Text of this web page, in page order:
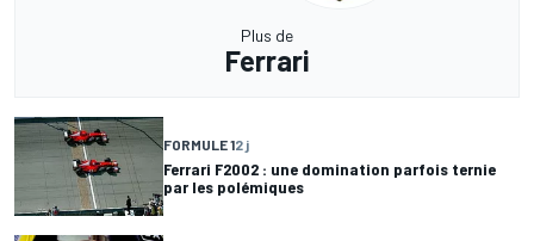
Plus de
Ferrari
FORMULE 12 j
Ferrari F2002 : une domination parfois ternie
par les polémiques